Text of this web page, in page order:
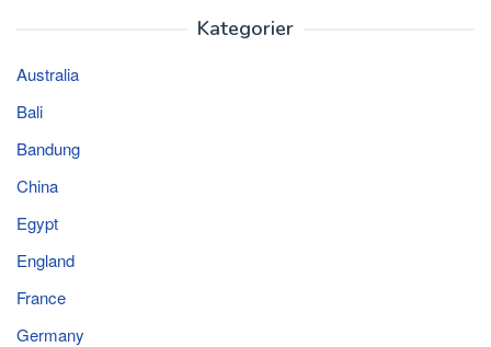
Kategorier
Australia
Bali
Bandung
China
Egypt
England
France
Germany